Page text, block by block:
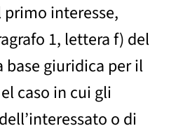
interesse,
1, lettera f) del
base giuridica per il
caso in cui gli
o di